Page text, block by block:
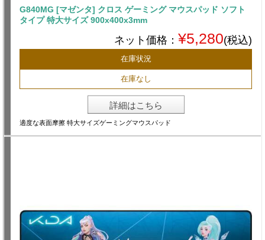
G840MG [マゼンタ] クロス ゲーミング マウスパッド ソフト
タイプ 特大サイズ 900x400x3mm
ネット価格： ¥5,280(税込)
在庫状況
在庫なし
詳細はこちら
適度な表面摩擦 特大サイズゲーミングマウスパッド